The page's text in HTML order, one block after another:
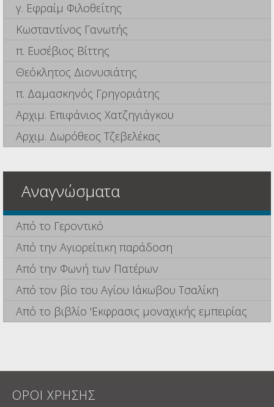
γ. Εφραίμ Φιλοθεΐτης
Κωσταντίνος Γανωτής
π. Ευσέβιος Βίττης
Θεόκλητος Διονυσιάτης
π. Δαμασκηνός Γρηγοριάτης
Αρχιμ. Επιφάνιος Χατζηγιάγκου
Αρχιμ. Δωρόθεος Τζεβελέκας
Αναγνώσματα
Από το Γεροντικό
Από την Αγιορείτικη παράδοση
Από την Φωνή των Πατέρων
Από τον βίο του Αγίου Ιάκωβου Τσαλίκη
Από το βιβλίο 'Εκφρασις μοναχικής εμπειρίας
ΟΡΟΙ ΧΡΗΣΗΣ